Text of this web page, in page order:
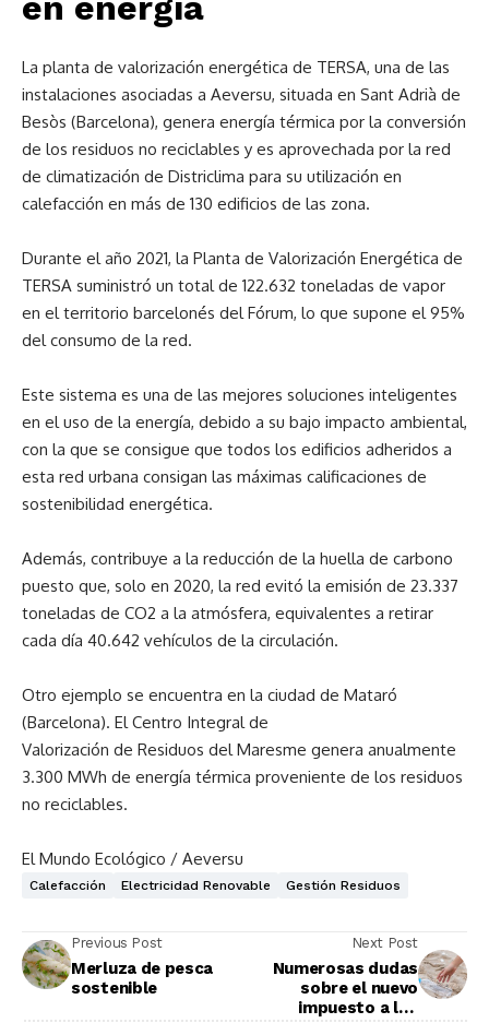
La planta de valorización energética de TERSA, una de las
instalaciones asociadas a Aeversu, situada en Sant Adrià de
Besòs (Barcelona), genera energía térmica por la conversión
de los residuos no reciclables y es aprovechada por la red
de climatización de Districlima para su utilización en
calefacción en más de 130 edificios de las zona.
Durante el año 2021, la Planta de Valorización Energética de
TERSA suministró un total de 122.632 toneladas de vapor
en el territorio barcelonés del Fórum, lo que supone el 95%
del consumo de la red.
Este sistema es una de las mejores soluciones inteligentes
en el uso de la energía, debido a su bajo impacto ambiental,
con la que se consigue que todos los edificios adheridos a
esta red urbana consigan las máximas calificaciones de
sostenibilidad energética.
Además, contribuye a la reducción de la huella de carbono
puesto que, solo en 2020, la red evitó la emisión de 23.337
toneladas de CO2 a la atmósfera, equivalentes a retirar
cada día 40.642 vehículos de la circulación.
Otro ejemplo se encuentra en la ciudad de Mataró
(Barcelona). El Centro Integral de
Valorización de Residuos del Maresme genera anualmente
3.300 MWh de energía térmica proveniente de los residuos
no reciclables.
El Mundo Ecológico / Aeversu
Calefacción Electricidad Renovable Gestión Residuos
Previous Post
Merluza de pesca
sostenible
Next Post
Numerosas dudas
sobre el nuevo
impuesto a los